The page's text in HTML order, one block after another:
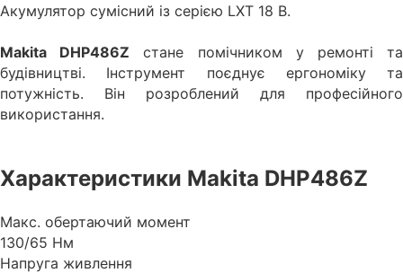
Акумулятор сумісний із серією LXT 18 В.
Makita DHP486Z стане помічником у ремонті та
будівництві. Інструмент поєднує ергономіку та
потужність. Він розроблений для професійного
використання.
Характеристики Makita DHP486Z
Макс. обертаючий момент
130/65 Нм
Напруга живлення